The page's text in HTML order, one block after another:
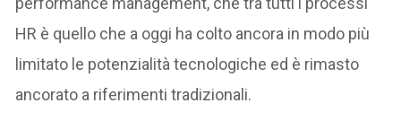
HR è quello che a oggi ha colto ancora in modo più
limitato le potenzialità tecnologiche ed è rimasto
ancorato a riferimenti tradizionali.